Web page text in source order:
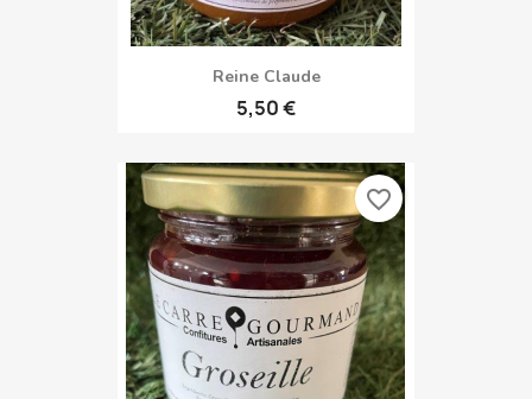
Reine Claude
5,50 €
favorite_border